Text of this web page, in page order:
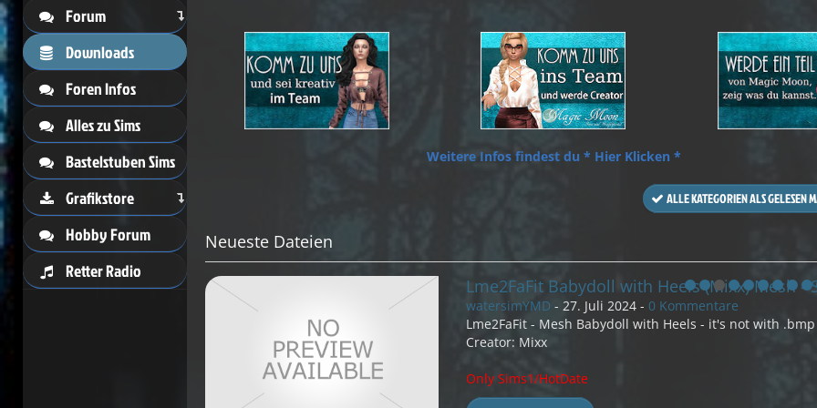
Forum
Downloads
Foren Infos
Alles zu Sims
Bastelstuben Sims
Grafikstore
Hobby Forum
Retter Radio
Weitere Infos findest du * Hier Klicken *
ALLE KATEGORIEN ALS GELESEN
Neueste Dateien
Mesh - S1 Lks1fafit Babydoll with Heels Mesh
watersimYMD - 27. Juli 2024 - 0 Kommentare
Lks1faskn Babydoll with Heels Mesh - not with bmp.
(skinny)
Creator kehlchen
Only for Sims1/Hotdate